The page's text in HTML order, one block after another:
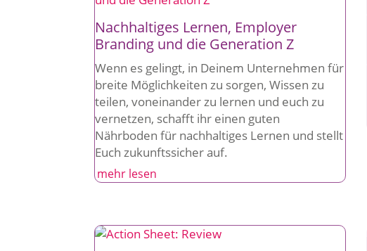
Nachhaltiges Lernen, Employer
Branding und die Generation Z
Wenn es gelingt, in Deinem Unternehmen für
breite Möglichkeiten zu sorgen, Wissen zu
teilen, voneinander zu lernen und euch zu
vernetzen, schafft ihr einen guten
Nährboden für nachhaltiges Lernen und stellt
Euch zukunftssicher auf.
mehr lesen